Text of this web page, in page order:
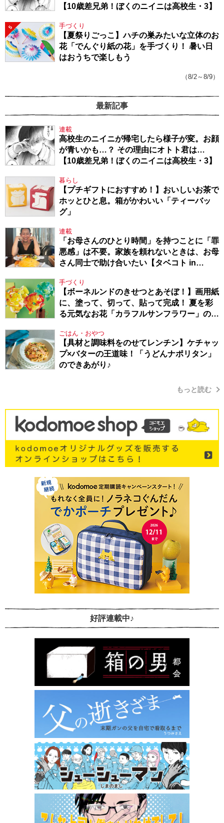
【10歳差兄弟！ぼくのニイニは高校生・3】
5 手づくり
【夏祭りごっこ】ハチの巣みたいな立体のお
花「でんぐり紙の花」を手づくり！ 暑い日
はおうちで楽しもう
（8/2～8/9）
最新記事
連載
高校生のニイニが帰宅したら様子が変。お顔
が青いかも…？ その理由にオトト君は…
【10歳差兄弟！ぼくのニイニは高校生・3】
暮らし
【プチギフトにおすすめ！】おいしいお茶で
ホッとひと息。箱がかわいい「ティーバッ
グ」
連載
「お母さんのひとり時間」を持つことに「罪
悪感」は不要。家族を頼れないときは、お母
さん同士で助け合いたい【タベコト in
手づくり
【ボーネルンドのきせつとあそぼ！】画用紙
に、塗って、切って、貼って完成！ 夏を彩
る元気なお花「カラフルサンフラワー」の作
ごはん・おやつ
【具材と調味料をのせてレンチン】ケチャッ
プ×バターの王道味！「うどんナポリタン」
のできあがり♪
もっと読む
好評連載中♪